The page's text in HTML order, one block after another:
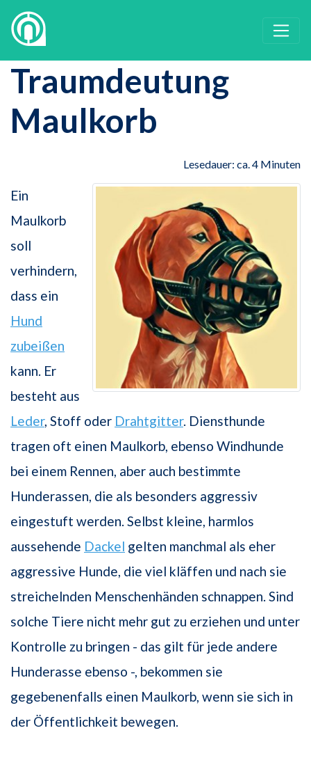
Traumdeutung
Maulkorb
Lesedauer: ca. 4 Minuten
Ein
Maulkorb
soll
verhindern,
dass ein
Hund
zubeißen
kann. Er
besteht aus
Leder, Stoff oder Drahtgitter. Diensthunde
tragen oft einen Maulkorb, ebenso Windhunde
bei einem Rennen, aber auch bestimmte
Hunderassen, die als besonders aggressiv
eingestuft werden. Selbst kleine, harmlos
aussehende Dackel gelten manchmal als eher
aggressive Hunde, die viel kläffen und nach sie
streichelnden Menschenhänden schnappen. Sind
solche Tiere nicht mehr gut zu erziehen und unter
Kontrolle zu bringen - das gilt für jede andere
Hunderasse ebenso -, bekommen sie
gegebenenfalls einen Maulkorb, wenn sie sich in
der Öffentlichkeit bewegen.